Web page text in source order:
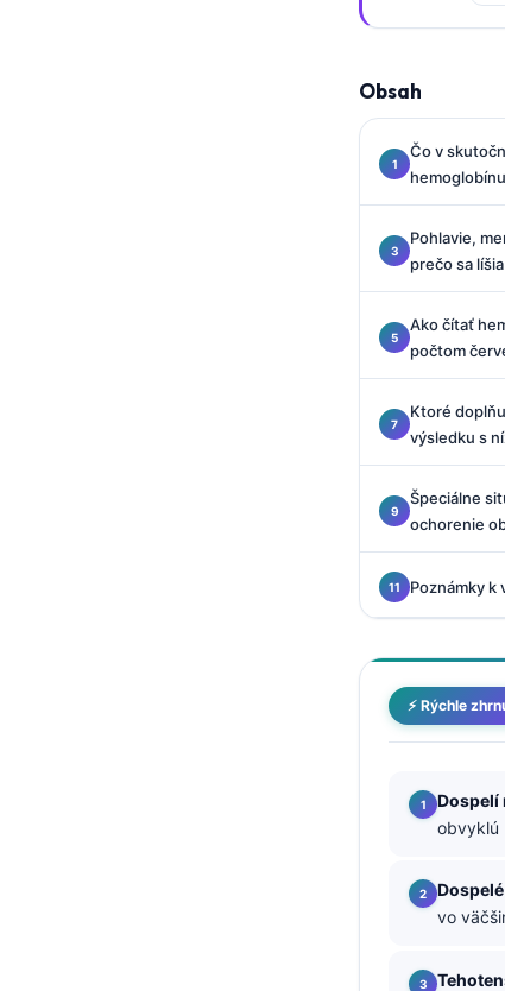
Obsah
Čo v
Pohlavie,
prečo sa
Ako čítať
počtom
Ktoré
výsledku s
Špeciálne
ochorenie
Poznámky k
⚡ Rýchle
Dospelí
obvyklú
vo